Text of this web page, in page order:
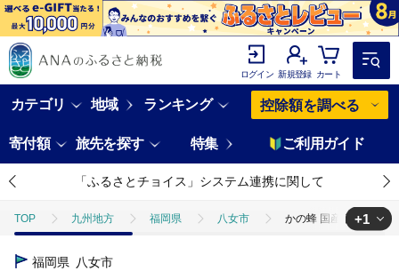
ログイン 新規登録 カート
カテゴリ 地域 ランキング 控除額を調べる
寄付額 旅先を探す 特集 ご利用ガイド
「ふるさとチョイス」システム連携に関して
TOP 九州地方 福岡県 八女市 かの蜂 国産 百花蜂蜜
TOP
+1
福岡県 八女市